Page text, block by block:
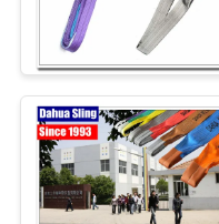
VERBINDUNG
NACHRICHTEN